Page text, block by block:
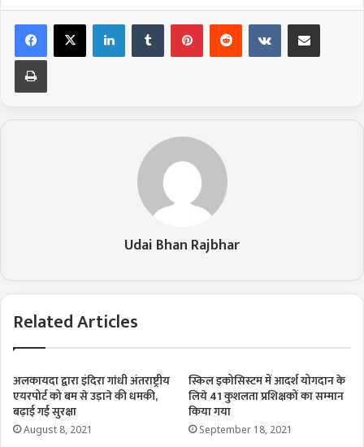
LinkedIn VKontakte
Udai Bhan Rajbhar
Related Articles
अलकायदा द्वारा इंदिरा गांधी अंतराष्ट्रीय
एयरपोर्ट को बम से उड़ाने की धमकी,
बढ़ाई गई सुरक्षा
August 8, 2021
स्किल इकोसिस्‍टम में आदर्श योगदान के
लिये 41 कुशलता प्रशिक्षकों का सम्‍मान
किया गया
September 18, 2021